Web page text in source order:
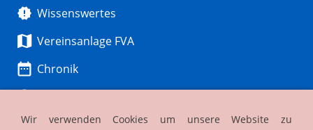
Wissenswertes
Vereinsanlage FVA
Chronik
FVA I
Wir verwenden Cookies um unsere Website zu